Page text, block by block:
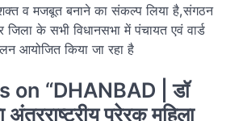
व मजबूत बनाने का संकल्प लिया है,संगठन
के सभी विधानसभा में पंचायत एवं वार्ड
आयोजित किया जा रहा है
on “DHANBAD | डॉ
अंतरराष्ट्रीय प्रेरक महिला